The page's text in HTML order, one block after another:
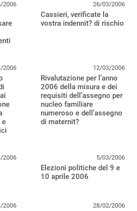
2006 26/03/2006
Cassieri, verificate la
vostra indennit? di rischio
2006
e
12/03/2006
Rivalutazione per l’anno
2006 della misura e dei
requisiti dell’assegno per
nucleo familiare
numeroso e dell’assegno
di maternit?
2006 5/03/2006
Elezioni politiche del 9 e
10 aprile 2006
2006 28/02/2006